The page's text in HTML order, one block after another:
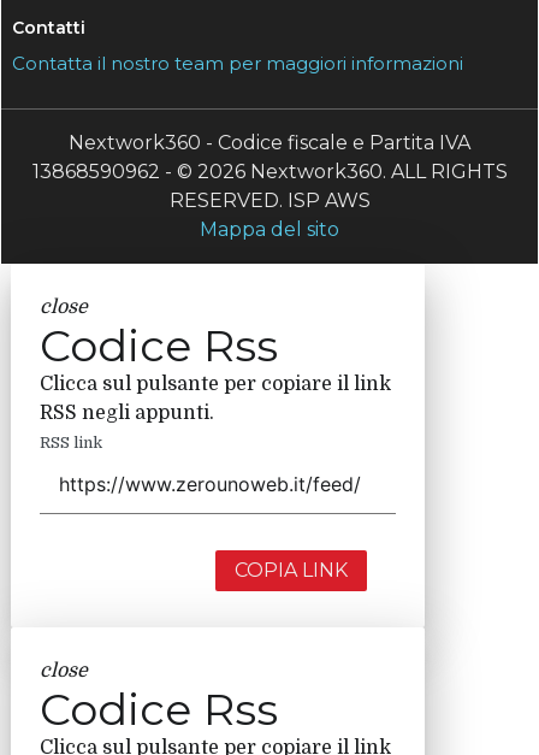
Contatti
Contatta il nostro team per maggiori informazioni
Nextwork360 - Codice fiscale e Partita IVA
13868590962 - © 2026 Nextwork360. ALL RIGHTS
RESERVED. ISP AWS
Mappa del sito
close
Codice Rss
Clicca sul pulsante per copiare il link
RSS negli appunti.
RSS link
COPIA LINK
close
Codice Rss
Clicca sul pulsante per copiare il link